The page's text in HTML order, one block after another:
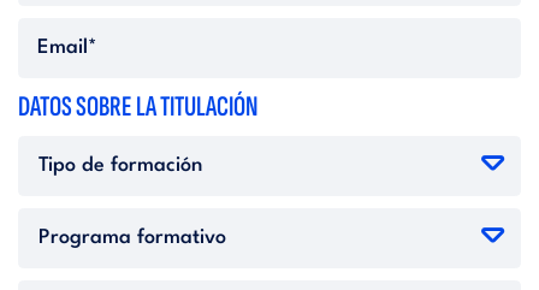
DATOS SOBRE LA TITULACIÓN